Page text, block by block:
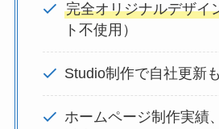
完全オリジナルデザイ
ト不使用）
Studio制作で自社更新
ホームページ制作実績